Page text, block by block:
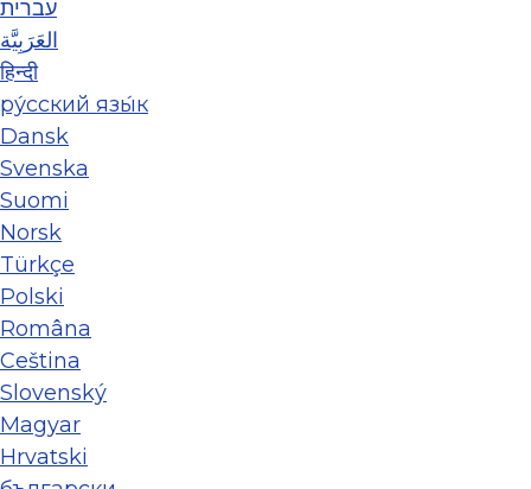
עברית
العَرَبِيَّة
हिन्दी
ру́сский язы́к
Dansk
Svenska
Suomi
Norsk
Türkçe
Polski
Româna
Ceština
Slovenský
Magyar
Hrvatski